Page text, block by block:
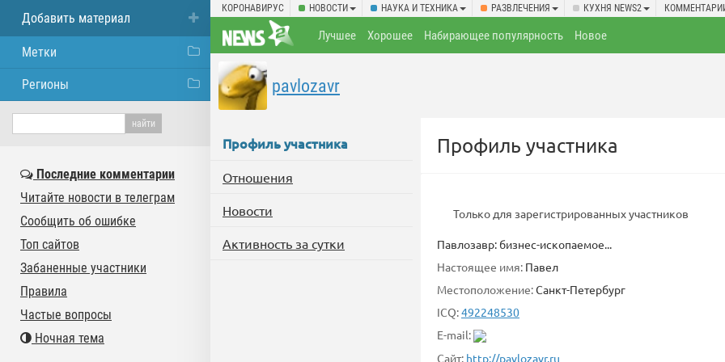
КОРОНАВИРУС НОВОСТИ НАУКА И ТЕХНИКА РАЗВЛЕЧЕНИЯ КУХНЯ NEWS2
Лучшее Хорошее Набирающее популярность Новое
pavlozavr
Профиль участника
Отношения
Новости
Активность за сутки
Профиль участника
Только для зарегистрированных участников
Павлозавр: бизнес-ископаемое...
Настоящее имя: Павел
Местоположение:Санкт-Петербург
ICQ:492248530
E-mail:
Сайт: http://pavlozavr.ru
Добавить материал
Метки
Регионы
Последние комментарии
Читайте новости в телеграм
Сообщить об ошибке
Топ сайтов
Забаненные участники
Правила
Частые вопросы
Ночная тема